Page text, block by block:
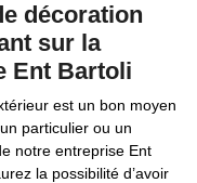
décoration
sur la
Ent Bartoli
est un bon moyen
particulier ou un
notre entreprise Ent
la possibilité d’avoir